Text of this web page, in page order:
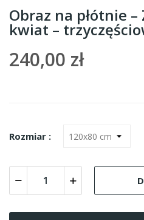
Obraz na płótnie
kwiat –
240,00 zł
Rozmiar :